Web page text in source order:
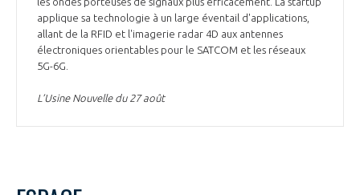
applique sa technologie à un large éventail d'applications,
allant de la RFID et l'imagerie radar 4D aux antennes
électroniques orientables pour le SATCOM et les réseaux
5G-6G.
L’Usine Nouvelle du 27 août